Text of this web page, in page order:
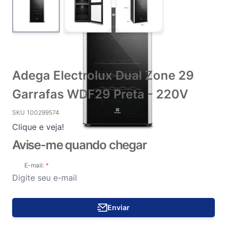
Adega Electrolux Dual Zone 29
Garrafas WDF29 Preta - 220V
SKU 100299574
Clique e veja!
Avise-me quando chegar
E-mail:
Enviar